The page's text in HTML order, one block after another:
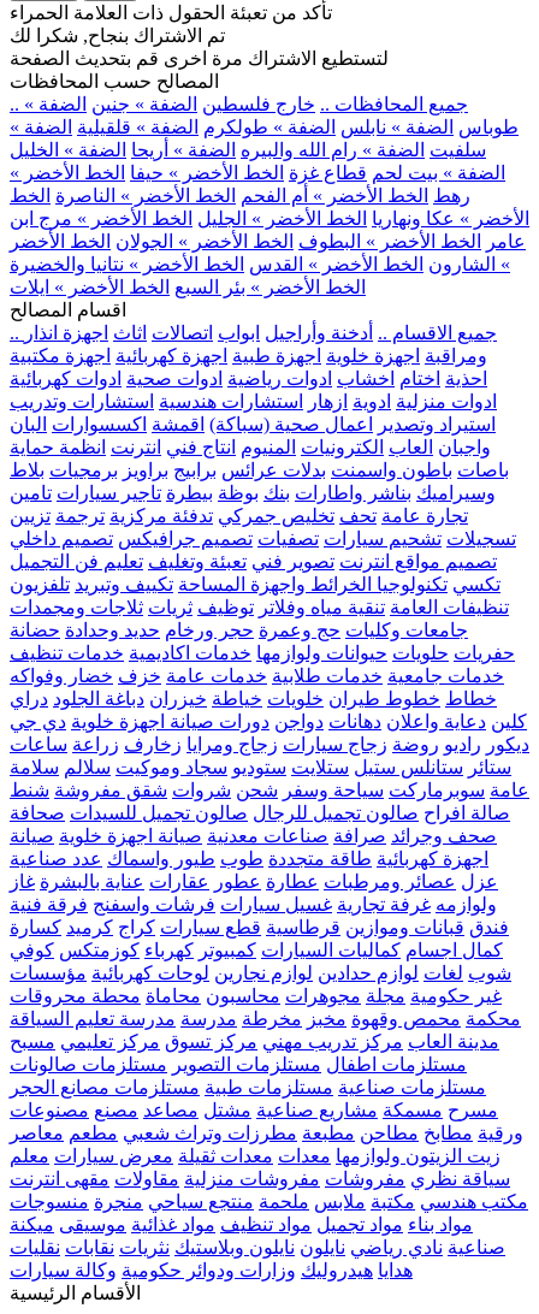
تأكد من تعبئة الحقول ذات العلامة الحمراء
تم الاشتراك بنجاح, شكرا لك
لتستطيع الاشتراك مرة اخرى قم بتحديث الصفحة
المصالح حسب المحافظات
.. جميع المحافظات .. خارج فلسطين الضفة » جنين الضفة »
طوباس الضفة » نابلس الضفة » طولكرم الضفة » قلقيلية الضفة »
سلفيت الضفة » رام الله والبيره الضفة » أريحا الضفة » الخليل
الضفة » بيت لحم قطاع غزة الخط الأخضر » حيفا الخط الأخضر »
رهط الخط الأخضر » أم الفحم الخط الأخضر » الناصرة الخط
الأخضر » عكا ونهاريا الخط الأخضر » الجليل الخط الأخضر » مرج ابن
عامر
الخط الأخضر » البطوف الخط الأخضر » الجولان الخط الأخضر
» الشارون الخط الأخضر » القدس الخط الأخضر » نتانيا والخضيرة
الخط الأخضر » بئر السبع الخط الأخضر » ايلات
اقسام المصالح
.. جميع الاقسام .. أدخنة وأراجيل ابواب اتصالات اثاث اجهزة انذار
ومراقبة اجهزة خلوية اجهزة طبية اجهزة كهربائية اجهزة مكتبية
احذية اختام اخشاب ادوات رياضية ادوات صحية ادوات كهربائية
ادوات منزلية ادوية ازهار استشارات هندسية استشارات وتدريب
استيراد وتصدير
اعمال صحية (سباكة) اقمشة اكسسوارات البان
واجبان العاب الكترونيات المنيوم انتاج فني انترنت انظمة حماية
باصات باطون واسمنت بدلات عرائس برابيج براويز برمجيات بلاط
وسيراميك بناشر واطارات بنك بوظة بيطرة تاجير سيارات تامين
تجارة عامة تحف تخليص جمركي تدفئة مركزية ترجمة تزيين
تسجيلات تشحيم سيارات تصفيات تصميم جرافيكس تصميم داخلي
تصميم مواقع انترنت تصوير فني تعبئة وتغليف تعليم فن التجميل
تكسي تكنولوجيا الخرائط واجهزة المساحة تكييف وتبريد تلفزيون
تنظيفات العامة تنقية مياه وفلاتر توظيف ثريات ثلاجات ومجمدات
جامعات وكليات حج وعمرة حجر ورخام حديد وحدادة حضانة
حفريات حلويات حيوانات ولوازمها خدمات اكاديمية خدمات تنظيف
خدمات جامعية خدمات طلابية خدمات عامة خزف خضار وفواكه
خطاط خطوط طيران خلويات خياطة خيزران دباغة الجلود دراي
كلين دعاية واعلان دهانات دواجن دورات صيانة اجهزة خلوية دي جي
ديكور راديو روضة زجاج سيارات زجاج ومرايا زخارف زراعة ساعات
ستائر ستانلس ستيل ستلايت ستوديو سجاد وموكيت سلالم سلامة
عامة سوبرماركت سياحة وسفر شحن شروات شقق مفروشة شنط
صالة افراح صالون تجميل للرجال صالون تجميل للسيدات صحافة
صحف وجرائد صرافة صناعات معدنية صيانة اجهزة خلوية صيانة
اجهزة كهربائية طاقة متجددة طوب طيور واسماك عدد صناعية
عزل عصائر ومرطبات عطارة عطور عقارات عناية بالبشرة غاز
ولوازمه غرفة تجارية غسيل سيارات فرشات واسفنج فرقة فنية
فندق قبانات وموازين قرطاسية قطع سيارات كراج كرميد كسارة
كمال اجسام كماليات السيارات كمبيوتر كهرباء كوزمتكس كوفي
شوب لغات لوازم حدادين لوازم نجارين لوحات كهربائية مؤسسات
غير حكومية مجلة مجوهرات محاسبون محاماة محطة محروقات
محكمة محمص وقهوة مخبز مخرطة مدرسة مدرسة تعليم السياقة
مدينة العاب مركز تدريب مهني مركز تسوق مركز تعليمي مسبح
مستلزمات اطفال مستلزمات التصوير مستلزمات صالونات
مستلزمات صناعية مستلزمات طبية مستلزمات مصانع الحجر
مسرح مسمكة مشاريع صناعية مشتل مصاعد مصنع مصنوعات
ورقية مطابخ مطاحن مطبعة مطرزات وتراث شعبي مطعم معاصر
زيت الزيتون ولوازمها معدات معدات ثقيلة معرض سيارات معلم
سياقة نظري مفروشات مفروشات منزلية مقاولات مقهى انترنت
مكتب هندسي مكتبة ملابس ملحمة منتجع سياحي منجرة منسوجات
مواد بناء مواد تجميل مواد تنظيف مواد غذائية موسيقى ميكنة
صناعية نادي رياضي نايلون نايلون وبلاستيك نثريات نقابات نقليات
هدايا هيدروليك وزارات ودوائر حكومية وكالة سيارات
الأقسام الرئيسية